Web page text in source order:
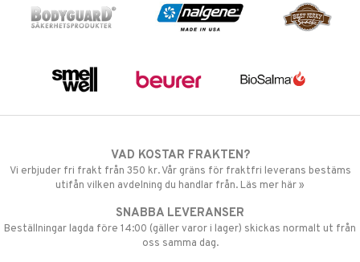
VAD KOSTAR FRAKTEN?
Vi erbjuder fri frakt från 350 kr. Vår gräns för fraktfri leverans bestäms
utifån vilken avdelning du handlar från. Läs mer här »
SNABBA LEVERANSER
Beställningar lagda före 14:00 (gäller varor i lager) skickas normalt ut från
oss samma dag.